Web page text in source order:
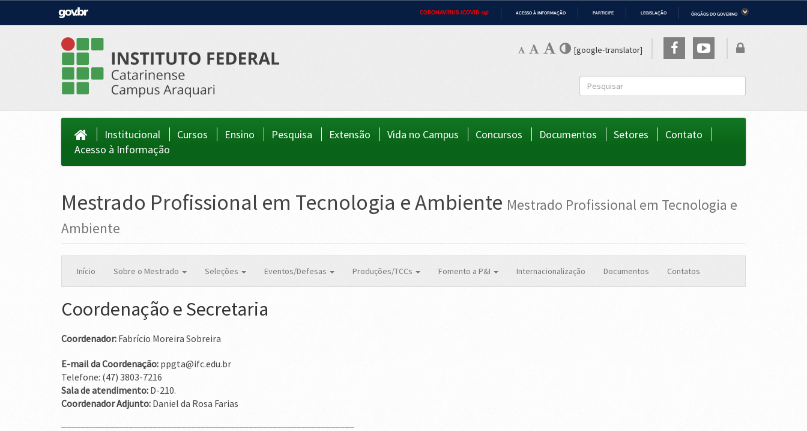
CORONAVÍRUS (COVID-19) ACESSO À INFORMAÇÃO PARTICIPE LEGISLAÇÃO
ÓRGÃOS DO GOVERNO
Casa Civil
Ministério da Infraestrutura
Ministério da Agricultura, Pecuária e
Abastecimento
Ministério de Minas e Energia
Ministério da Ciência, Tecnologia,
Inovações e Comunicações
Ministério do Meio Ambiente Ministério do Turismo
Ministério da Mulher, da Família e dos
Secretaria-Geral
[google-translator]
Institucional Cursos Ensino Pesquisa Extensão Vida no Campus Concursos Documentos Setores
Contato
Acesso à Informação
Mestrado Profissional em Tecnologia e Ambiente Mestrado Profissional em Tecnologia e
Ambiente
Início Sobre o Mestrado Seleções Eventos/Defesas Produções/TCCs Fomento a P&I Internacionalização Documentos Contatos
Coordenação e Secretaria
Coordenador: Fabrício Moreira Sobreira
E-mail da Coordenação: ppgta@ifc.edu.br
Telefone: (47) 3803-7216
Sala de atendimento: D-210.
Coordenador Adjunto: Daniel da Rosa Farias